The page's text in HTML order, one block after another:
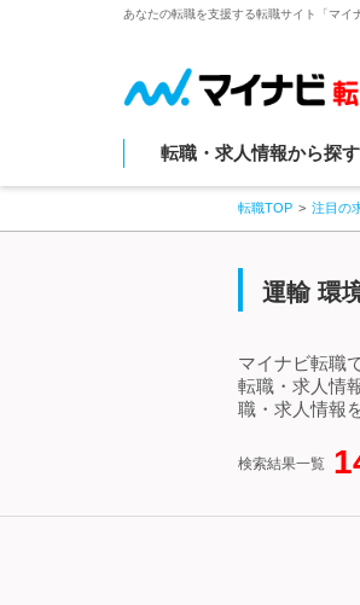
あなたの転職を支援する転職サイト「マイ
転職・求人情報から探す
転職TOP 注目の
運輸 環
マイナビ転職
転職・求人情
職・求人情報
検索結果一覧